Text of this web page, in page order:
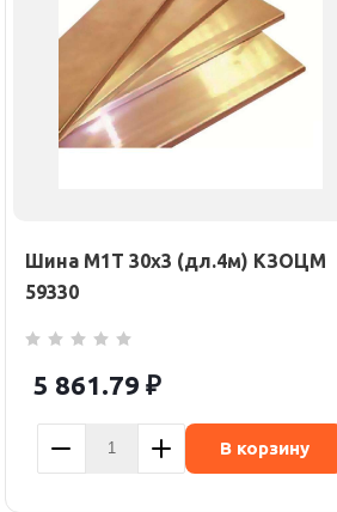
Шина М1Т 30х3 (дл.4м) КЗОЦМ
59330
5 861.79 ₽
В корзину